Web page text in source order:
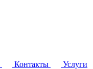
Контакты
Услуги